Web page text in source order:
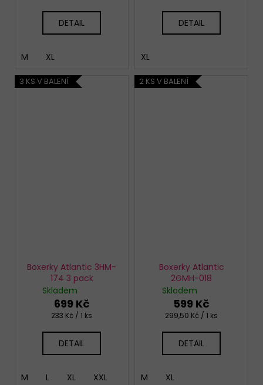
DETAIL
M XL
DETAIL
XL
3 KS V BALENÍ
Boxerky Atlantic 3HM-
174 3 pack
Skladem
699 Kč
Měrná
233 Kč / 1 ks
DETAIL
M L XL XXL
2 KS V BALENÍ
Boxerky Atlantic
2GMH-018
Skladem
599 Kč
Měrná
299,50 Kč / 1 ks
DETAIL
M XL